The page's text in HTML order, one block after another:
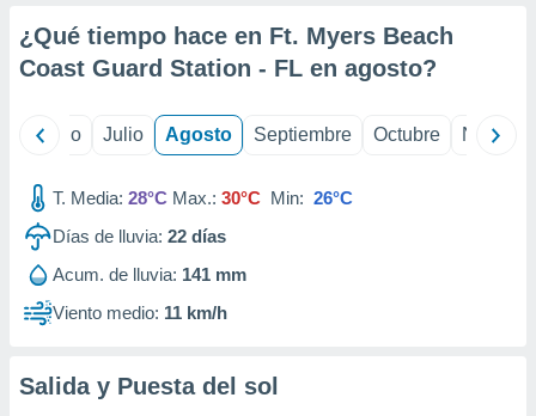
mediante
publicidad
de
1199
¿Qué tiempo hace en Ft. Myers Beach
Coast Guard Station - FL en agosto?
Junio Julio Agosto Septiembre Octubre
T. Media: 28°C Max.: 30°C Min: 26°C
Días de lluvia: 22 días
Acum. de lluvia: 141 mm
Viento medio: 11 km/h
Salida y Puesta del sol